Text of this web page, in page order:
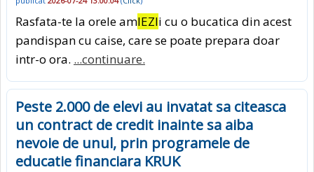
Rasfata-te la orele amIEZIi cu o bucatica din acest
pandispan cu caise, care se poate prepara doar
intr-o ora. ...continuare.
Peste 2.000 de elevi au invatat sa citeasca
un contract de credit inainte sa aiba
nevoie de unul, prin programele de
educatie financiara KRUK